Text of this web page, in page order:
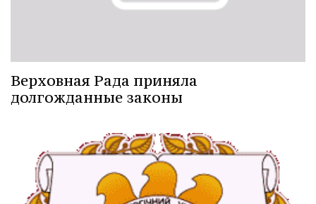
Верховная Рада приняла
долгожданные законы